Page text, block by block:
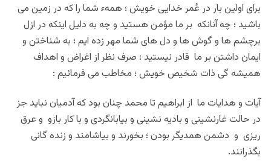
برای اولین بار در عُمر خدایی خویش ؛ همهء شما را که در زمین می
باشید ؛ چه آنانکه بر ما مؤمن هستید و چه به دلیل اینکه در ازل
برچشم ها و گوش ها و دل های شما مهر زده ایم ؛ به شناختن و
ایمان داشتن بر ما قادر نیستید ؛ صرف نظر از اغراض و اهداف
همیشه گی ذات شخیص خویش ؛ مخاطب می فرمائیم :
آیات و هدایات ما از ابراهیم تا محمد چنان بود که آدمیان نباید جز
در حالت غارنشینی و بادیه نشینی و بیابانگردی و با کار بازو و عرق
ریزی و دشمن همدیگر بودن ؛ بخورند و بیاشامند و زنده گانی
بگذرانند.